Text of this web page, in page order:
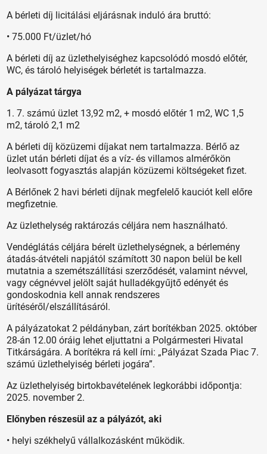
A bérleti díj licitálási eljárásnak induló ára bruttó:
• 75.000 Ft/üzlet/hó
A bérleti díj az üzlethelyiséghez kapcsolódó mosdó előtér,
WC, és tároló helyiségek bérletét is tartalmazza.
A pályázat tárgya
1. 7. számú üzlet 13,92 m2, + mosdó előtér 1 m2, WC 1,5
m2, tároló 2,1 m2
A bérleti díj közüzemi díjakat nem tartalmazza. Bérlő az
üzlet után bérleti díjat és a víz- és villamos almérőkön
leolvasott fogyasztás alapján közüzemi költségeket fizet.
A Bérlőnek 2 havi bérleti díjnak megfelelő kauciót kell előre
megfizetnie.
Az üzlethelység raktározás céljára nem használható.
Vendéglátás céljára bérelt üzlethelységnek, a bérlemény
átadás-átvételi napjától számított 30 napon belül be kell
mutatnia a szemétszállítási szerződését, valamint névvel,
vagy cégnévvel jelölt saját hulladékgyűjtő edényét és
gondoskodnia kell annak rendszeres
ürítéséről/elszállításáról.
A pályázatokat 2 példányban, zárt borítékban 2025. október
28-án 12.00 óráig lehet eljuttatni a Polgármesteri Hivatal
Titkárságára. A borítékra rá kell írni: „Pályázat Szada Piac 7.
számú üzlethelyiség bérleti jogára”.
Az üzlethelyiség birtokbavételének legkorábbi időpontja:
2025. november 2.
Előnyben részesül az a pályázót, aki
• helyi székhelyű vállalkozásként működik.